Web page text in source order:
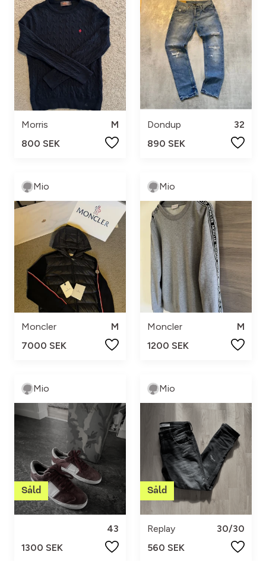
Morris
M
800 SEK
Dondup
32
890 SEK
Mio
Moncler
M
7000 SEK
Mio
Moncler
M
1200 SEK
Mio
43
1300 SEK
Mio
Replay
30/30
560 SEK